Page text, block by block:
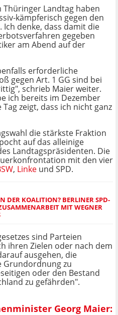
Thüringer Landtag haben
kämpferisch gegen den
denke, dass damit die
gegeben
am Abend auf der
erforderliche
gegen Art. 1 GG sind bei
schrieb Maier weiter.
ich bereits im Dezember
zeigt, dass ich nicht ganz
die stärkste Fraktion
auf das alleinige
Landtagspräsidenten. Die
mit den vier
, Linke und SPD.
DER KOALITION? BERLINER SPD-
MIT WEGNER N
sind Parteien
ihren Zielen oder nach dem
ausgehen, die
Grundordnung zu
oder den Bestand
zu gefährden".
Georg Maier: